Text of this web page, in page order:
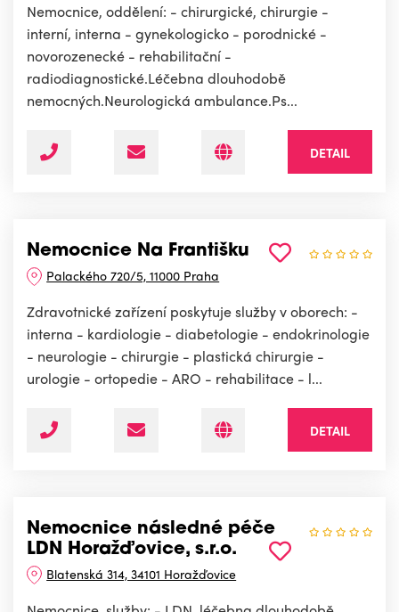
Nemocnice, oddělení: - chirurgické, chirurgie -
interní, interna - gynekologicko - porodnické -
novorozenecké - rehabilitační -
radiodiagnostické.Léčebna dlouhodobě
nemocných.Neurologická ambulance.Ps...
DETAIL
Nemocnice Na Františku
Palackého 720/5, 11000 Praha
Zdravotnické zařízení poskytuje služby v oborech: -
interna - kardiologie - diabetologie - endokrinologie
- neurologie - chirurgie - plastická chirurgie -
urologie - ortopedie - ARO - rehabilitace - l...
DETAIL
Nemocnice následné péče
LDN Horažďovice, s.r.o.
Blatenská 314, 34101 Horažďovice